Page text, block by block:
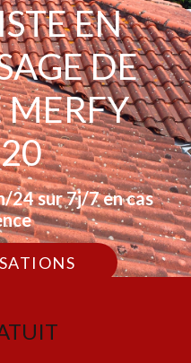
EN
DE
24 sur 7j/7 en cas